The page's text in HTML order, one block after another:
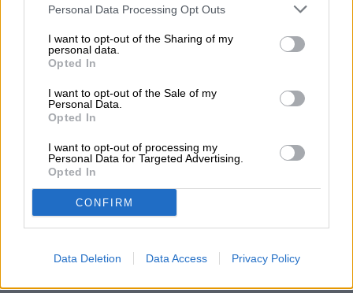
Personal Data Processing Opt Outs
I want to opt-out of the Sharing of my
personal data.
Opted In
I want to opt-out of the Sale of my
Personal Data.
Opted In
I want to opt-out of processing my
Personal Data for Targeted Advertising.
Opted In
CONFIRM
Data Deletion Data Access Privacy Policy
De hecho, podría seguir el camino de la
iPad Pro e incluso de la HP Elite Folio.
Después de años con el mismo diseño,
Microsoft está jugando con la idea de
meter el procesador, la GPU y otros
componentes en la mitad inferior de una
computadora Surface, con una pantalla
flotando en el aire y sostenida por una
bisagra.